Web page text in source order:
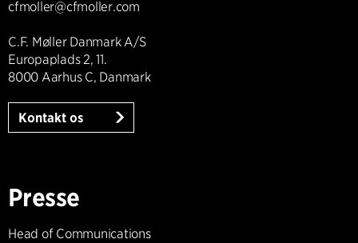
cfmoller@cfmoller.com
C.F. Møller Danmark A/S
Europaplads 2, 11.
8000 Aarhus C, Danmark
Kontakt os
Presse
Head of Communications